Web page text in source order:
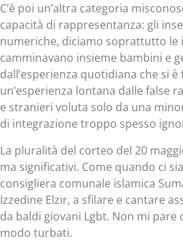
C’è poi un’altra categoria
capacità di rappresentanza: gli
numeriche, diciamo soprattutto le
camminavano insieme bambini e
dall’esperienza quotidiana che si
un’esperienza lontana dalle false
e stranieri voluta solo da una
di integrazione troppo spesso
La pluralità del corteo del 20
ma significativi. Come quando ci
consigliera comunale islamica
Izzedine Elzir, a sfilare e cantare
da baldi giovani Lgbt. Non mi
modo turbati.